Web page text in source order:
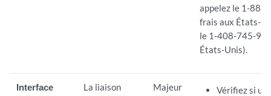
appelez le 1-
frais aux États-
le 1-408-745-
États-Unis).
Interface
La liaison
Majeur
Vérifiez si un